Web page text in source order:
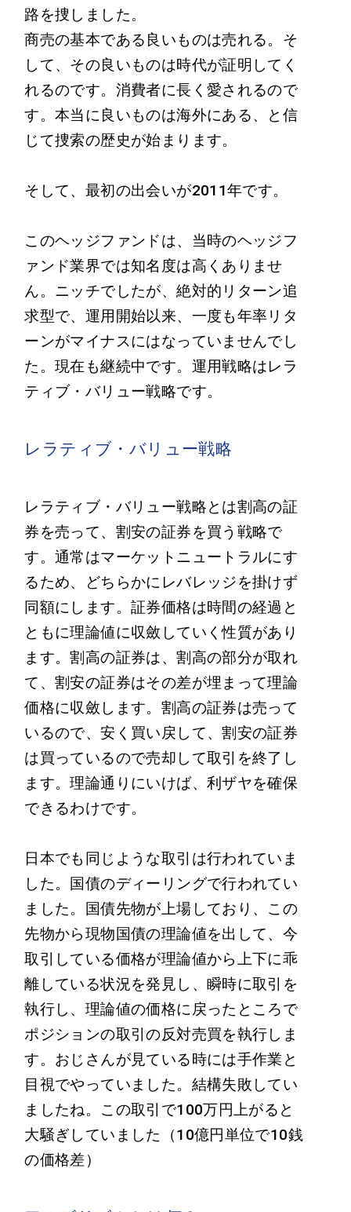
路を捜しました。
商売の基本である良いものは売れる。そ
して、その良いものは時代が証明してく
れるのです。消費者に長く愛されるので
す。本当に良いものは海外にある、と信
じて捜索の歴史が始まります。
そして、最初の出会いが2011年です。
このヘッジファンドは、当時のヘッジフ
ァンド業界では知名度は高くありませ
ん。ニッチでしたが、絶対的リターン追
求型で、運用開始以来、一度も年率リタ
ーンがマイナスにはなっていませんでし
た。現在も継続中です。運用戦略はレラ
ティブ・バリュー戦略です。
レラティブ・バリュー戦略
レラティブ・バリュー戦略とは割高の証
券を売って、割安の証券を買う戦略で
す。通常はマーケットニュートラルにす
るため、どちらかにレバレッジを掛けず
同額にします。証券価格は時間の経過と
ともに理論値に収斂していく性質があり
ます。割高の証券は、割高の部分が取れ
て、割安の証券はその差が埋まって理論
価格に収斂します。割高の証券は売って
いるので、安く買い戻して、割安の証券
は買っているので売却して取引を終了し
ます。理論通りにいけば、利ザヤを確保
できるわけです。
日本でも同じような取引は行われていま
した。国債のディーリングで行われてい
ました。国債先物が上場しており、この
先物から現物国債の理論値を出して、今
取引している価格が理論値から上下に乖
離している状況を発見し、瞬時に取引を
執行し、理論値の価格に戻ったところで
ポジションの取引の反対売買を執行しま
す。おじさんが見ている時には手作業と
目視でやっていました。結構失敗してい
ましたね。この取引で100万円上がると
大騒ぎしていました（10億円単位で10銭
の価格差）